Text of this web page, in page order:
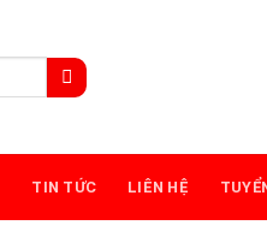
TIN TỨC LIÊN HỆ